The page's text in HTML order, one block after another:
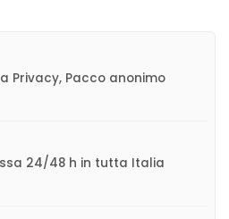
Privacy, Pacco anonimo
24/48 h in tutta Italia